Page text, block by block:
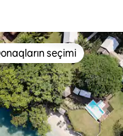
seçimi
seçimi